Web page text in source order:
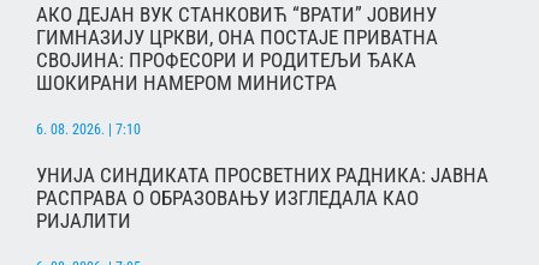
АКО ДЕЈАН ВУК СТАНКОВИЋ “ВРАТИ” ЈОВИНУ
ГИМНАЗИЈУ ЦРКВИ, ОНА ПОСТАЈЕ ПРИВАТНА
СВОЈИНА: ПРОФЕСОРИ И РОДИТЕЉИ ЂАКА
ШОКИРАНИ НАМЕРОМ МИНИСТРА
6. 08. 2026. | 7:10
УНИЈА СИНДИКАТА ПРОСВЕТНИХ РАДНИКА: ЈАВНА
РАСПРАВА О ОБРАЗОВАЊУ ИЗГЛЕДАЛА КАО
РИЈАЛИТИ